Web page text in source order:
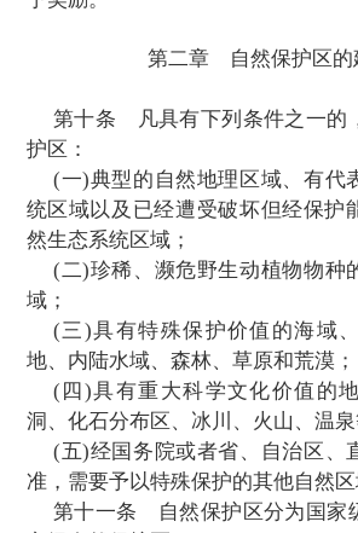
第八条国家对自然保
国务院环境保护行政主
的综合管理。
国务院林业、农业、地
行政主管部门在各自的职
保护区。
县级以上地方人民政府
的设置和职责，由省、自
当地具体情况确定。
第九条对建设、管理
学研究中做出显著成绩的
予奖励。